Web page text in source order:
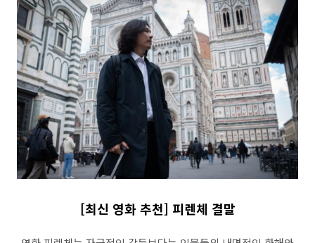
[최신 영화 추천] 피렌체 결말